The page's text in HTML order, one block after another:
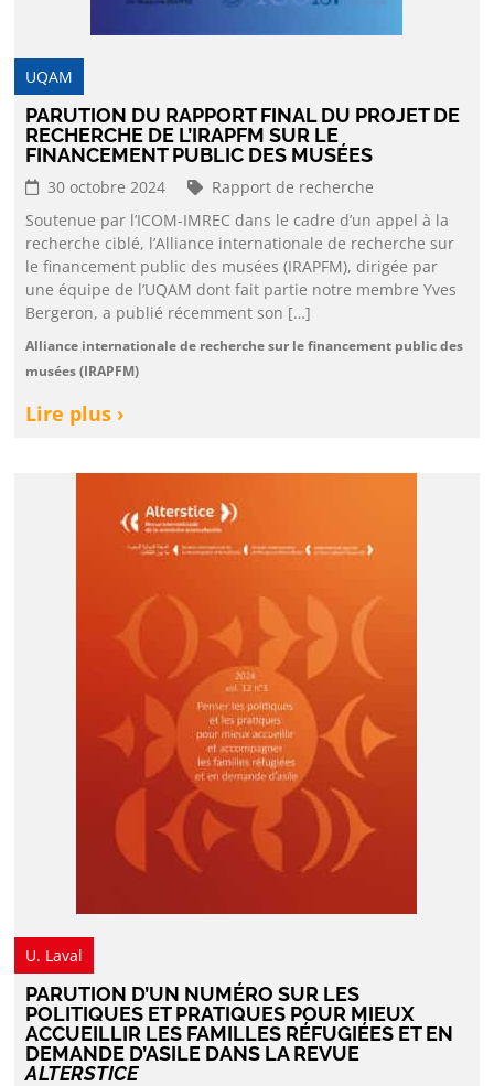
UQAM
PARUTION DU RAPPORT FINAL DU PROJET DE
RECHERCHE DE L’IRAPFM SUR LE
FINANCEMENT PUBLIC DES MUSÉES
30 octobre 2024
Rapport de recherche
Soutenue par l’ICOM-IMREC dans le cadre d’un appel à la
recherche ciblé, l’Alliance internationale de recherche sur
le financement public des musées (IRAPFM), dirigée par
une équipe de l’UQAM dont fait partie notre membre Yves
Bergeron, a publié récemment son […]
Alliance internationale de recherche sur le financement public des
musées (IRAPFM)
Lire plus ›
U. Laval
PARUTION D’UN NUMÉRO SUR LES
POLITIQUES ET PRATIQUES POUR MIEUX
ACCUEILLIR LES FAMILLES RÉFUGIÉES ET EN
DEMANDE D’ASILE DANS LA REVUE
ALTERSTICE